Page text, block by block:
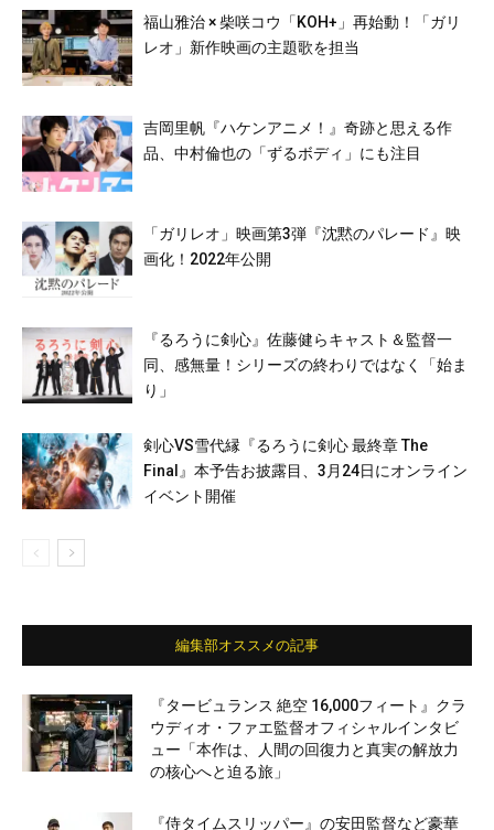
福山雅治 × 柴咲コウ「KOH+」再始動！「ガリ
レオ」新作映画の主題歌を担当
吉岡里帆『ハケンアニメ！』奇跡と思える作
品、中村倫也の「ずるボディ」にも注目
「ガリレオ」映画第3弾『沈黙のパレード』映
画化！2022年公開
『るろうに剣心』佐藤健らキャスト＆監督一
同、感無量！シリーズの終わりではなく「始ま
り」
剣心VS雪代縁『るろうに剣心 最終章 The
Final』本予告お披露目、3月24日にオンライン
イベント開催
編集部オススメの記事
『タービュランス 絶空 16,000フィート』クラ
ウディオ・ファエ監督オフィシャルインタビ
ュー「本作は、人間の回復力と真実の解放力
の核心へと迫る旅」
『侍タイムスリッパー』の安田監督など豪華